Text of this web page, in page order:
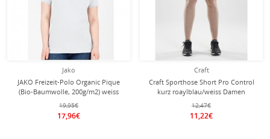
Jako
JAKO Freizeit-Polo Organic Pique
(Bio-Baumwolle, 200g/m2) weiss
Damen
19,95€
17,96€
Craft
Craft Sporthose Short Pro Control
kurz roaylblau/weiss Damen
12,47€
11,22€